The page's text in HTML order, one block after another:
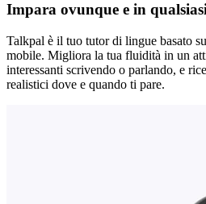
Impara ovunque e in
Talkpal è il tuo tutor di lingue basato
mobile. Migliora la tua fluidità in un
interessanti scrivendo o parlando, e
realistici dove e quando ti pare.